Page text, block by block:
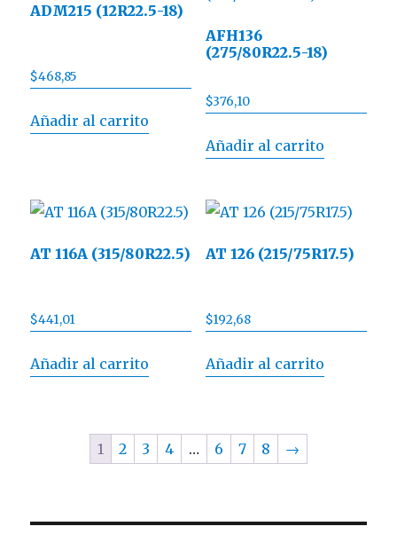
ADM215 (12R22.5-18)
$468,85
Añadir al carrito
AFH136
(275/80R22.5-18)
$376,10
Añadir al carrito
AT 116A (315/80R22.5)
$441,01
Añadir al carrito
AT 126 (215/75R17.5)
$192,68
Añadir al carrito
1 2 3 4 … 6 7 8 →